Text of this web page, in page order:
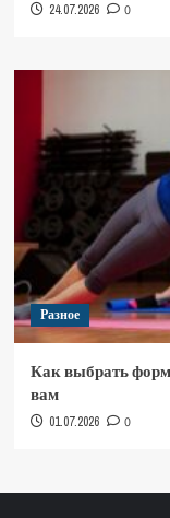
24.07.2026 0
Разное
Как выбрать
вам
01.07.2026 0